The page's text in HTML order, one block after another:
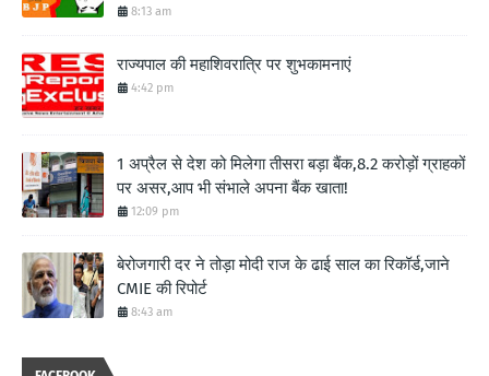
8:13 am
राज्यपाल की महाशिवरात्रि पर शुभकामनाएं
4:42 pm
1 अप्रैल से देश को मिलेगा तीसरा बड़ा बैंक,8.2 करोड़ों ग्राहकों
पर असर,आप भी संभाले अपना बैंक खाता!
12:09 pm
बेरोजगारी दर ने तोड़ा मोदी राज के ढाई साल का रिकॉर्ड,जाने
CMIE की रिपोर्ट
8:43 am